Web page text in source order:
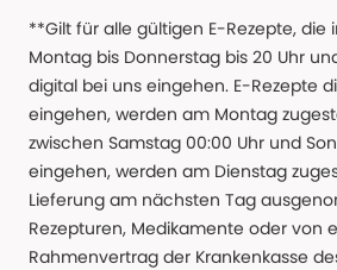
**Gilt für alle gültigen E-Rezepte, die
Montag bis Donnerstag bis 20 Uhr
digital bei uns eingehen. E-Rezepte
eingehen, werden am Montag
zwischen Samstag 00:00 Uhr und
eingehen, werden am Dienstag
Lieferung am nächsten Tag
Rezepturen, Medikamente oder von
Rahmenvertrag der Krankenkasse